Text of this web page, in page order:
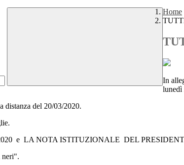
Home
In
lunedì
distanza del 20/03/2020.
e LA NOTA ISTITUZIONALE DEL
neri".